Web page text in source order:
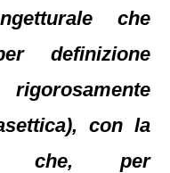
che
definizione
con la
che, per